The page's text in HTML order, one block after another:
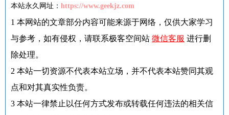
本站永久网址： https://www.geekjz.com
1 本网站的文章部分内容可能来源于网络，仅供大家学习
与参考，如有侵权，请联系极客空间站 微信客服 进行删
除处理。
2 本站一切资源不代表本站立场，并不代表本站赞同其观
点和对其真实性负责。
3 本站一律禁止以任何方式发布或转载任何违法的相关信